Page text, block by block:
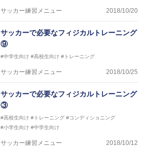
サッカー練習メニュー 2018/10/20
サッカーで必要なフィジカルトレーニング
⑨
#中学生向け #高校生向け #トレーニング
サッカー練習メニュー 2018/10/25
サッカーで必要なフィジカルトレーニング
③
#高校生向け #トレーニング #コンディショニング
#小学生向け #中学生向け
サッカー練習メニュー 2018/10/12